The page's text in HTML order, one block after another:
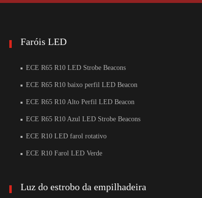
Faróis LED
ECE R65 R10 LED Strobe Beacons
ECE R65 R10 baixo perfil LED Beacon
ECE R65 R10 Alto Perfil LED Beacon
ECE R65 R10 Azul LED Strobe Beacons
ECE R10 LED farol rotativo
ECE R10 Farol LED Verde
Luz do estrobo da empilhadeira